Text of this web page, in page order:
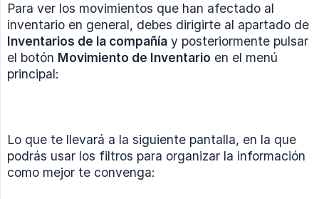
Para ver los movimientos que han afectado al
inventario en general, debes dirigirte al apartado de
Inventarios de la compañía y posteriormente pulsar
el botón Movimiento de Inventario en el menú
principal:
Lo que te llevará a la siguiente pantalla, en la que
podrás usar los filtros para organizar la información
como mejor te convenga: